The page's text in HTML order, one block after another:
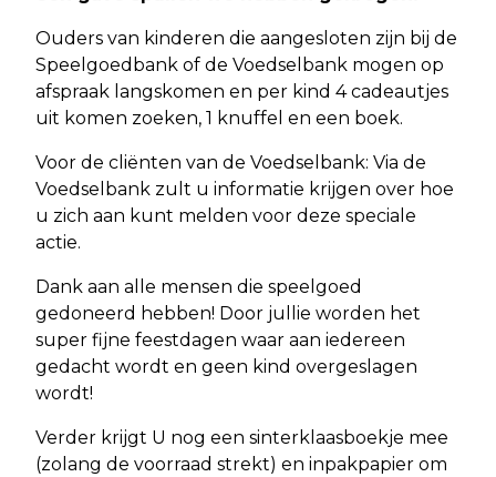
Ouders van kinderen die aangesloten zijn bij de
Speelgoedbank of de Voedselbank mogen op
afspraak langskomen en per kind 4 cadeautjes
uit komen zoeken, 1 knuffel en een boek.
Voor de cliënten van de Voedselbank: Via de
Voedselbank zult u informatie krijgen over hoe
u zich aan kunt melden voor deze speciale
actie.
Dank aan alle mensen die speelgoed
gedoneerd hebben! Door jullie worden het
super fijne feestdagen waar aan iedereen
gedacht wordt en geen kind overgeslagen
wordt!
Verder krijgt U nog een sinterklaasboekje mee
(zolang de voorraad strekt) en inpakpapier om